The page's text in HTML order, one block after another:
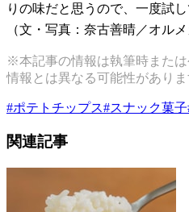
りの味だと思うので、一度試
（文・写真：奈古善晴／オルメ
※本記事の情報は執筆時また
情報とは異なる可能性があり
#ポテトチップス#スナック菓子
関連記事